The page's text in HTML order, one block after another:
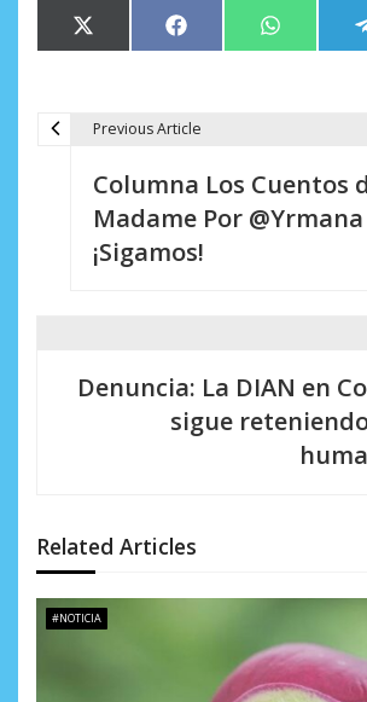
Compartir
en
X
(Twitter)
Compartir
en
Facebook Compartir
en
WhatsApp
n
d
e
Previous Article
Columna Los Cuentos
Madame Por
¡Sigamos!
Denuncia: La DIAN en
sigue
Related Articles
#NOTICIA